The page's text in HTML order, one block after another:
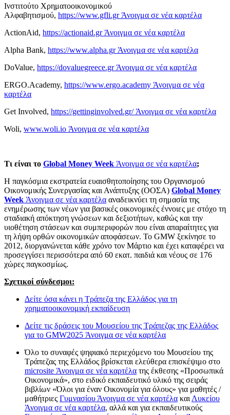
Ινστιτούτο Χρηματοοικονομικού
Αλφαβητισμού, https://www.gfli.grΆνοιγμα σε νέα καρτέλα
ActionAid, https://actionaid.grΆνοιγμα σε νέα καρτέλα
Alpha Bank, https://www.alpha.grΆνοιγμα σε νέα καρτέλα
DoValue, https://dovaluegreece.grΆνοιγμα σε νέα καρτέλα
ERGO.Academy, https://www.ergo.academy Άνοιγμα σε νέα
καρτέλα
Get Involved, https://gettinginvolved.gr/Άνοιγμα σε νέα καρτέλα
Woli, www.woli.io Άνοιγμα σε νέα καρτέλα
Τι είναι το Global Money Week Άνοιγμα σε νέα καρτέλα;
Η παγκόσμια εκστρατεία ευαισθητοποίησης του Οργανισμού
Οικονομικής Συνεργασίας και Ανάπτυξης (ΟΟΣΑ) Global Money
Week Άνοιγμα σε νέα καρτέλα αναδεικνύει τη σημασία της
ενημέρωσης των νέων για βασικές οικονομικές έννοιες με στόχο τη
σταδιακή απόκτηση γνώσεων και δεξιοτήτων, καθώς και την
υιοθέτηση στάσεων και συμπεριφορών που είναι απαραίτητες για
τη λήψη ορθών οικονομικών αποφάσεων. Το GMW ξεκίνησε το
2012, διοργανώνεται κάθε χρόνο τον Μάρτιο και έχει καταφέρει να
προσεγγίσει περισσότερα από 60 εκατ. παιδιά και νέους σε 176
χώρες παγκοσμίως.
Σχετικοί σύνδεσμοι:
Δείτε όσα κάνει η Τράπεζα της Ελλάδος για τη
χρηματοοικονομική εκπαίδευση
Δείτε τις δράσεις του Μουσείου της Τράπεζας της Ελλάδος
για το GMW2025 Άνοιγμα σε νέα καρτέλα
Όλο το συναφές ψηφιακό περιεχόμενο του Μουσείου της
Τράπεζας της Ελλάδος βρίσκεται ελεύθερα επισκέψιμο στο
microsite Άνοιγμα σε νέα καρτέλα της έκθεσης «Προσωπικά
Οικονομικά», στο ειδικό εκπαιδευτικό υλικό της σειράς
βιβλίων «Όλοι για έναν Οικονομία για όλους» για μαθητές /
μαθήτριες Γυμνασίου Άνοιγμα σε νέα καρτέλα και Λυκείου
Άνοιγμα σε νέα καρτέλα, αλλά και για εκπαιδευτικούς